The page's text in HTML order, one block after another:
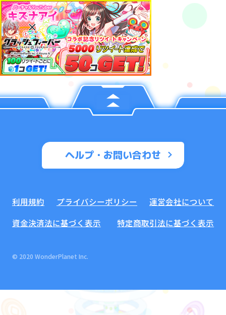
ヘルプ・お問い合わせ
利用規約 プライバシーポリシー
運営会社について
資金決済法に基づく表示
特定商取引法に基づく表示
© 2020 WonderPlanet Inc.